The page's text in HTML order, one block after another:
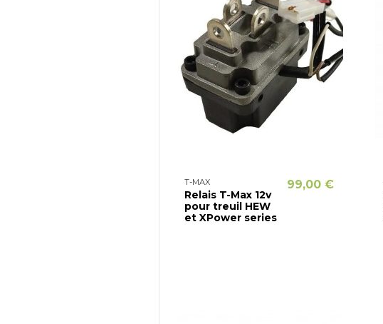
T-MAX
Relais T-Max 12v
pour treuil HEW
et XPower series
99,00 €